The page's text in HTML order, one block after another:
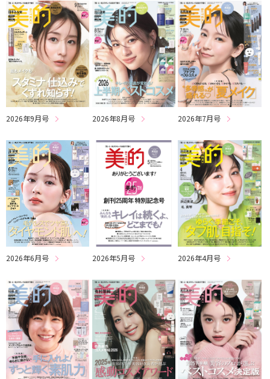
2026年9月号 2026年8月号 2026年7月号
2026年6月号 2026年5月号 2026年4月号